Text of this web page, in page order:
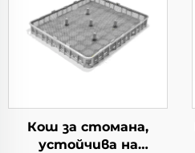
Кош за стомана,
устойчива на